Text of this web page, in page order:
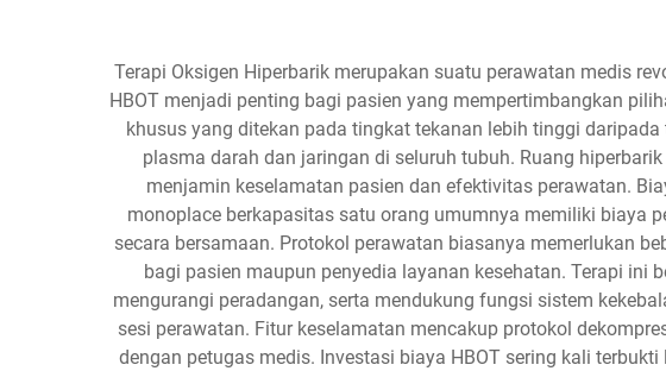
Terapi Oksigen Hiperbarik merupakan suatu perawatan medis
HBOT menjadi penting bagi pasien yang mempertimbangkan
khusus yang ditekan pada tingkat tekanan lebih tinggi
plasma darah dan jaringan di seluruh tubuh. Ruang
menjamin keselamatan pasien dan efektivitas perawatan.
monoplace berkapasitas satu orang umumnya memiliki biaya
secara bersamaan. Protokol perawatan biasanya memerlukan
bagi pasien maupun penyedia layanan kesehatan. Terapi ini
mengurangi peradangan, serta mendukung fungsi sistem
sesi perawatan. Fitur keselamatan mencakup protokol
dengan petugas medis. Investasi biaya HBOT sering kali